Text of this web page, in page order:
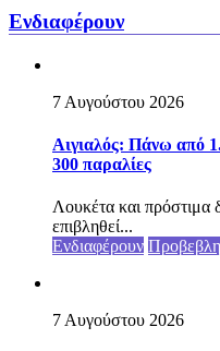
Ενδιαφέρουν
7 Αυγούστου 2026
Αιγιαλός: Πάνω από
300 παραλίες
Λουκέτα και πρόστιμα
επιβληθεί...
Ενδιαφέρουν
7 Αυγούστου 2026